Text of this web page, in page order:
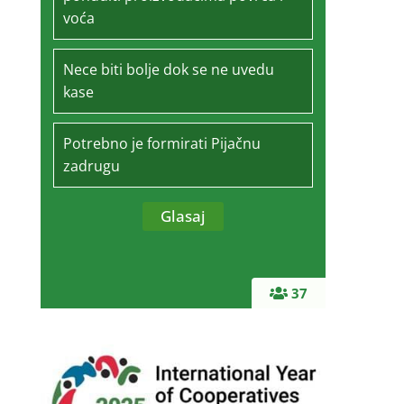
37
voća
Nece biti bolje dok se ne uvedu
kase
Potrebno je formirati Pijačnu
zadrugu